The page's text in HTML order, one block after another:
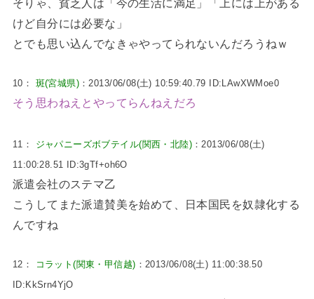
そりゃ、貧乏人は「今の生活に満足」「上には上がある
けど自分には必要な」
とでも思い込んでなきゃやってられないんだろうねｗ
10： 斑(宮城県) ：2013/06/08(土) 10:59:40.79 ID:LAwXWMoe0
そう思わねえとやってらんねえだろ
11： ジャパニーズボブテイル(関西・北陸)：2013/06/08(土)
11:00:28.51 ID:3gTf+oh6O
派遣会社のステマ乙
こうしてまた派遣賛美を始めて、日本国民を奴隷化する
んですね
12： コラット(関東・甲信越) ：2013/06/08(土) 11:00:38.50
ID:KkSrn4YjO